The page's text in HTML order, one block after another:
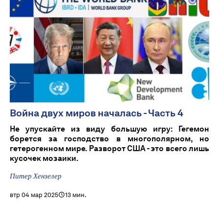
Война двух миров началась - Часть 4
Не упускайте из виду большую игру: Гегемон
борется за господство в многополярном, но
гетерогенном мире. Разворот США - это всего лишь
кусочек мозаики.
Питер Хензелер
втр 04 мар 2025 13 мин.